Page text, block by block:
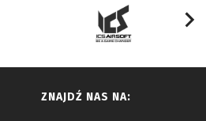
ZNAJDŹ NAS NA: